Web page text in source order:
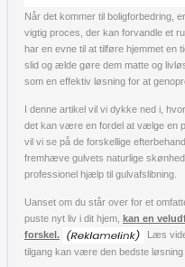
Når det kommer til boligforbedring,
vigtig proces, der kan forvandle et
har en evne til at tilføre hjemmet en
slid og ælde gøre dem matte og
som en effektiv løsning for at
I denne artikel vil vi dykke ned i,
det kan være en fordel at vælge en
vil vi se på de forskellige
fremhæve gulvets naturlige
professionel hjælp til gulvafslibning.
Uanset om du står over for et
puste nyt liv i dit hjem, kan en
forskel.
Læs
tilgang kan være den bedste løsning